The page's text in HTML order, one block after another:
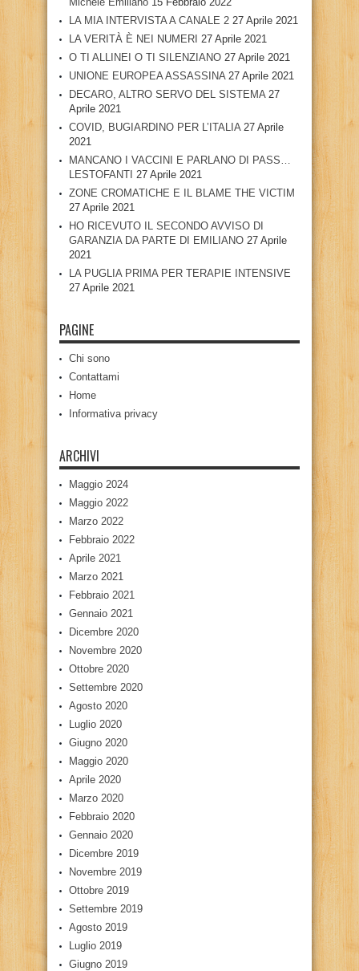
LA MIA INTERVISTA A CANALE 2 27 Aprile 2021
LA VERITÀ È NEI NUMERI 27 Aprile 2021
O TI ALLINEI O TI SILENZIANO 27 Aprile 2021
UNIONE EUROPEA ASSASSINA 27 Aprile 2021
DECARO, ALTRO SERVO DEL SISTEMA 27
Aprile 2021
COVID, BUGIARDINO PER L’ITALIA 27 Aprile
2021
MANCANO I VACCINI E PARLANO DI PASS…
LESTOFANTI 27 Aprile 2021
ZONE CROMATICHE E IL BLAME THE VICTIM
27 Aprile 2021
HO RICEVUTO IL SECONDO AVVISO DI
GARANZIA DA PARTE DI EMILIANO 27 Aprile
2021
LA PUGLIA PRIMA PER TERAPIE INTENSIVE
27 Aprile 2021
PAGINE
Chi sono
Contattami
Home
Informativa privacy
ARCHIVI
Maggio 2024
Maggio 2022
Marzo 2022
Febbraio 2022
Aprile 2021
Marzo 2021
Febbraio 2021
Gennaio 2021
Dicembre 2020
Novembre 2020
Ottobre 2020
Settembre 2020
Agosto 2020
Luglio 2020
Giugno 2020
Maggio 2020
Aprile 2020
Marzo 2020
Febbraio 2020
Gennaio 2020
Dicembre 2019
Novembre 2019
Ottobre 2019
Settembre 2019
Agosto 2019
Luglio 2019
Giugno 2019